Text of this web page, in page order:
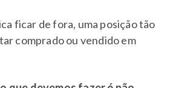
ficar de fora, uma posição tão
comprado ou vendido em